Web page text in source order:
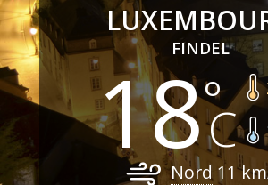
FINDEL
18
Nord 11